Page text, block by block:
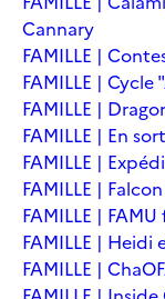
Cannary
FAMILLE |
FAMILLE |
FAMILLE |
FAMILLE | En
FAMILLE |
FAMILLE |
FAMILLE |
FAMILLE | Heidi
FAMILLE | ChaO